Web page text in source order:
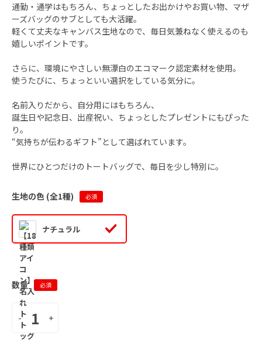
通勤・通学はもちろん、ちょっとしたお出かけやお買い物、マザ
ーズバッグのサブとしても大活躍。
軽くて丈夫なキャンバス生地なので、毎日気兼ねなく使えるのも
嬉しいポイントです。
さらに、環境にやさしい無漂白のエコマーク認定素材を使用。
使うたびに、ちょっといい選択をしている気分に。
名前入りだから、自分用にはもちろん、
誕生日や記念日、出産祝い、ちょっとしたプレゼントにもぴった
り。
“気持ちが伝わるギフト”として選ばれています。
世界にひとつだけのトートバッグで、毎日を少し特別に。
生地の色 (全1種) 必須
ナチュラル
数量 必須
- +